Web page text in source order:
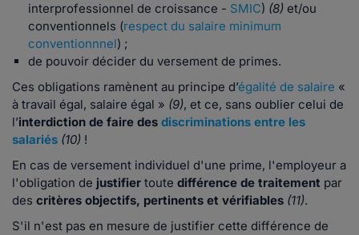
interprofessionnel de croissance - SMIC) (8) et/ou
conventionnels (respect du salaire minimum
conventionnnel) ;
de pouvoir décider du versement de primes.
Ces obligations ramènent au principe d’égalité de salaire «
à travail égal, salaire égal » (9), et ce, sans oublier celui de
l’interdiction de faire des discriminations entre les
salariés (10) !
En cas de versement individuel d'une prime, l'employeur a
l'obligation de justifier toute différence de traitement par
des critères objectifs, pertinents et vérifiables (11).
S'il n'est pas en mesure de justifier cette différence de